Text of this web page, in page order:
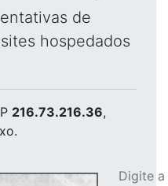
de
hospedados
216.73.216.36,
Digite